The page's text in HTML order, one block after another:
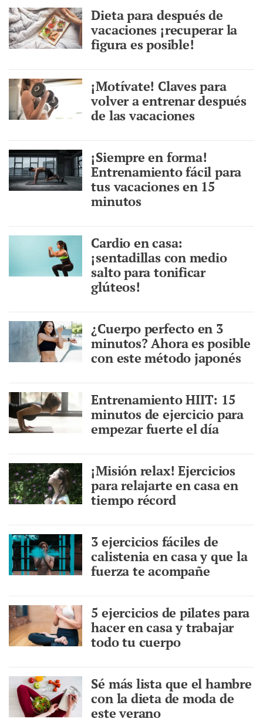
Dieta para después de
vacaciones ¡recuperar la
figura es posible!
¡Motívate! Claves para
volver a entrenar después
de las vacaciones
¡Siempre en forma!
Entrenamiento fácil para
tus vacaciones en 15
minutos
Cardio en casa:
¡sentadillas con medio
salto para tonificar
glúteos!
¿Cuerpo perfecto en 3
minutos? Ahora es posible
con este método japonés
Entrenamiento HIIT: 15
minutos de ejercicio para
empezar fuerte el día
¡Misión relax! Ejercicios
para relajarte en casa en
tiempo récord
3 ejercicios fáciles de
calistenia en casa y que la
fuerza te acompañe
5 ejercicios de pilates para
hacer en casa y trabajar
todo tu cuerpo
Sé más lista que el hambre
con la dieta de moda de
este verano